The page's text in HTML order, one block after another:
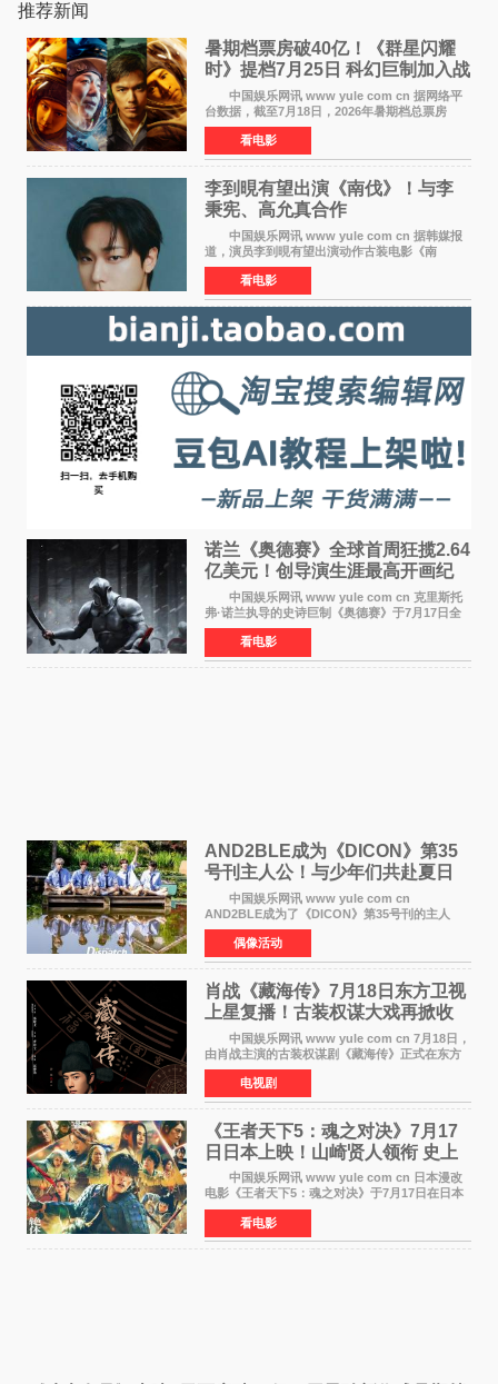
推荐新闻
暑期档票房破40亿！《群星闪耀
时》提档7月25日 科幻巨制加入战
中国娱乐网讯 www yule com cn 据网络平
台数据，截至7月18日，2026年暑期档总票房
（含预售）已正式突破40亿元大关，年度总票房
也随之逼近197亿元。超百部中外佳片同台竞技，
点燃了盛夏的电
看电影
李到晛有望出演《南伐》！与李
秉宪、高允真合作
中国娱乐网讯 www yule com cn 据韩媒报
道，演员李到晛有望出演动作古装电影《南
伐》，与李秉宪、高允真合作，引发关注。
该片为动作古装片，讲述朝鲜初期，为了解救被
倭寇绑走的俘虏，9
看电影
诺兰《奥德赛》全球首周狂揽2.64
亿美元！创导演生涯最高开画纪
中国娱乐网讯 www yule com cn 克里斯托
弗·诺兰执导的史诗巨制《奥德赛》于7月17日全
球上映，首周末票房表现远超预期——北美首周
三天粗报1 245亿美元（开画3919馆），全球首周
2 641亿美元
看电影
AND2BLE成为《DICON》第35
号刊主人公！与少年们共赴夏日
之约
中国娱乐网讯 www yule com cn
AND2BLE成为了《DICON》第35号刊的主人
公，本期标题为And The Summer。作为出道后
首次担任杂志画报主角的完整体，AND2BLE用清
澈的少年感与全新的夏天相遇了
偶像活动
肖战《藏海传》7月18日东方卫视
上星复播！古装权谋大戏再掀收
视热潮
中国娱乐网讯 www yule com cn 7月18日，
由肖战主演的古装权谋剧《藏海传》正式在东方
卫视上星复播，引发广泛关注。该剧此前已在网
络平台播出，凭借精良制作和紧凑剧情收获不俗
口碑，此次上
电视剧
《王者天下5：魂之对决》7月17
日日本上映！山崎贤人领衔 史上
最大“函谷关防卫战”
中国娱乐网讯 www yule com cn 日本漫改
电影《王者天下5：魂之对决》于7月17日在日本
全国上映。这部由佐藤信介执导、山崎贤人主演
的历史动作片，改编自原泰久同名人气漫画，继
续讲述信和漂
看电影